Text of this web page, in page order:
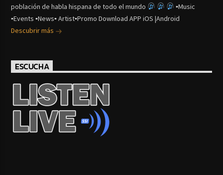
población de habla hispana de todo el mundo
▪Music
▪Events ▪News▪ Artist▪Promo Download APP iOS |Android
Descubrir más
ESCUCHA